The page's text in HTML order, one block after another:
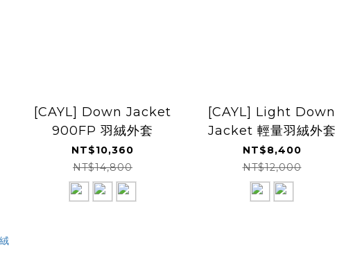
[CAYL] Down Jacket
900FP 羽絨外套
NT$10,360
NT$14,800
[CAYL] Light Down
Jacket 輕量羽絨外套
NT$8,400
NT$12,000